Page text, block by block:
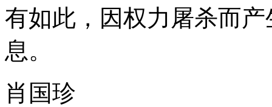
有如此，因权力屠杀而
息。
肖国珍